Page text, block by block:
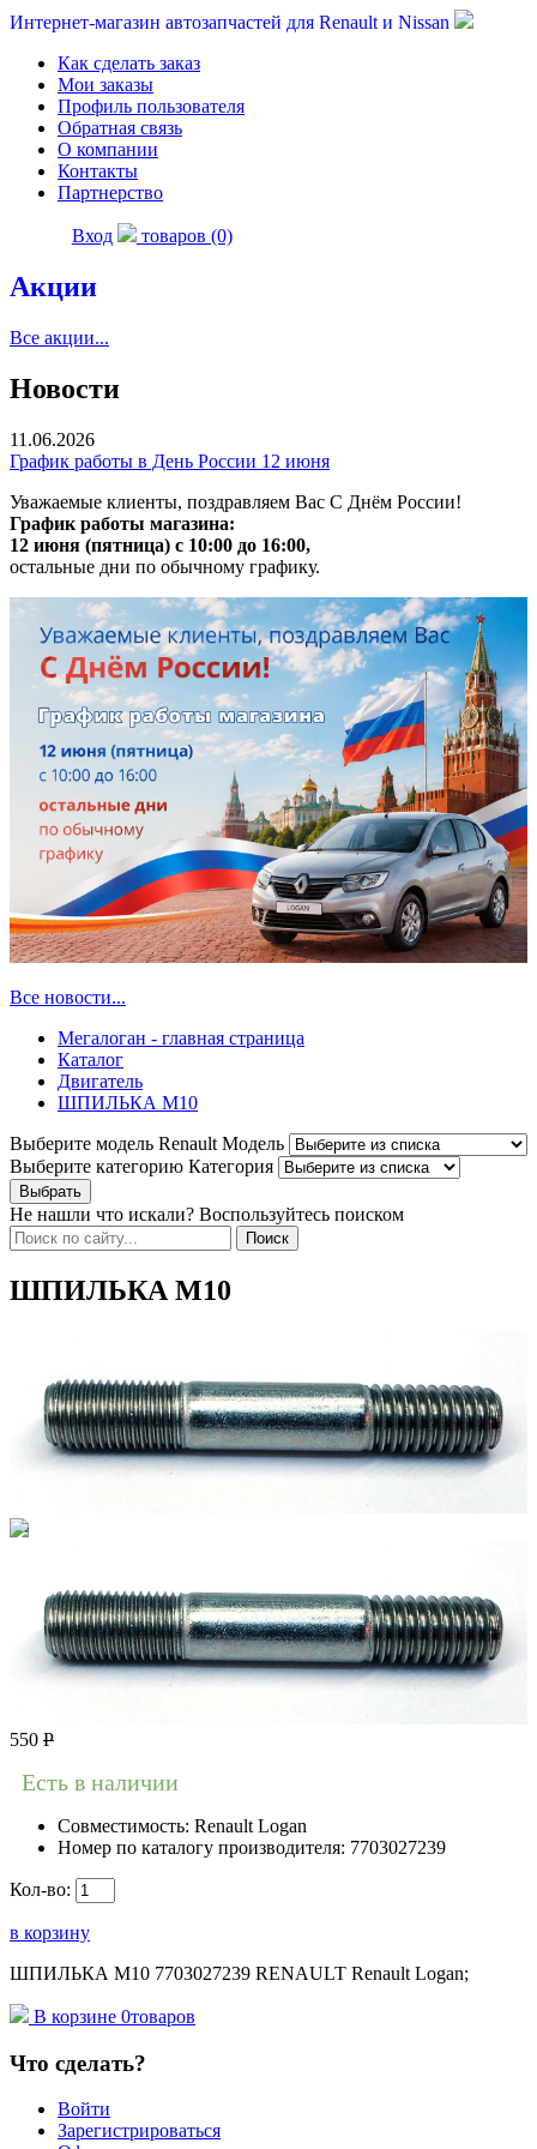
Интернет-магазин автозапчастей для Renault и Nissan
Как сделать заказ
Мои заказы
Профиль пользователя
Обратная связь
О компании
Контакты
Партнерство
Вход товаров (0)
Акции
Все акции...
Новости
11.06.2026
График работы в День России 12 июня
Уважаемые клиенты, поздравляем Вас С Днём России!
График работы магазина:
12 июня (пятница) с 10:00 до 16:00,
остальные дни по обычному графику.
Все новости...
Мегалоган - главная страница
Каталог
Двигатель
ШПИЛЬКА М10
Выберите модель Renault Модель
Выберите категорию Категория
Не нашли что искали? Воспользуйтесь поиском
ШПИЛЬКА М10
550 Р
Есть в наличии
Совместимость: Renault Logan
Номер по каталогу производителя: 7703027239
Кол-во:
в корзину
ШПИЛЬКА М10 7703027239 RENAULT Renault Logan;
В корзине 0товаров
Что сделать?
Войти
Зарегистрироваться